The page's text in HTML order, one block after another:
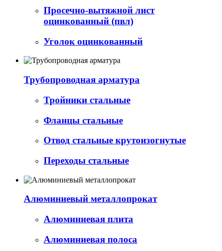
Просечно-вытяжной лист
оцинкованный (пвл)
Уголок оцинкованный
Трубопроводная арматура
Тройники стальные
Фланцы стальные
Отвод стальные крутоизогнутые
Переходы стальные
Алюминиевый металлопрокат
Алюминиевая плита
Алюминиевая полоса